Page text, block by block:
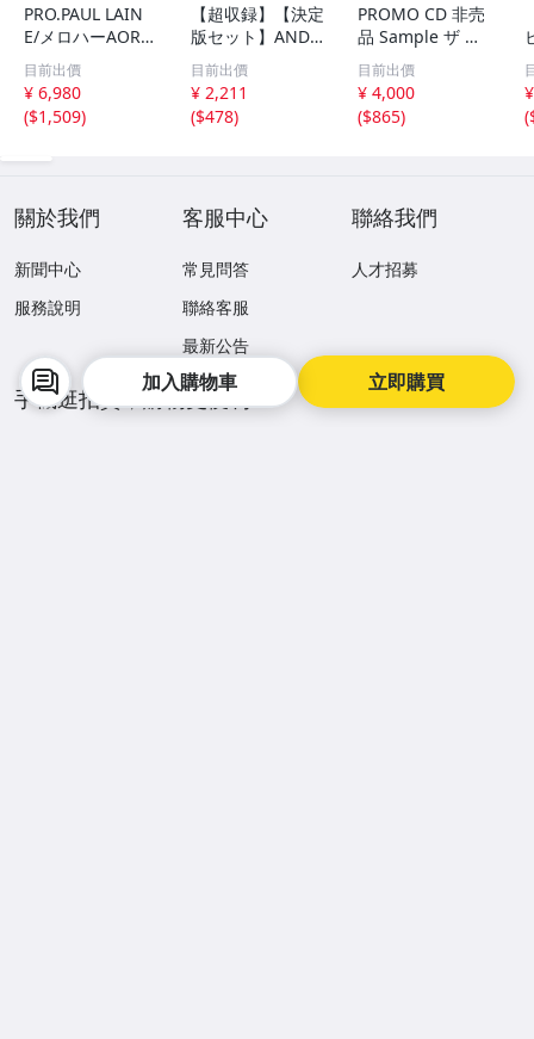
立即購買
加入購物車
PRO.PAUL LAIN
E/メロハーAOR◆
THE RADIO SUN/
UNSTOPPABLE
目前出價
¥ 6,980
($1,509)
【超収録】【決定
版セット】ANDR
EAS VOLLENWEI
DER CD1+2+3 厳
選プレミア音源集
MP3CD-DLVer 3
目前出價
¥ 2,211
($478)
PROMO CD 非売
品 Sample ザ ビ
ートルズ パスト
マスターズ VOL.2
CP32-5602 THE
BEATLES / PAST
目前出價
¥ 4,000
($865)
(
關於我們
新聞中心
服務說明
客服中心
常見問答
聯絡客服
最新公告
聯絡我們
人才招募
手機逛拍賣，購物更便利